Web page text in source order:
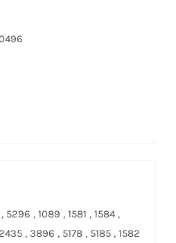
5296 , 1089 , 1581 , 1584 ,
, 3896 , 5178 , 5185 , 1582